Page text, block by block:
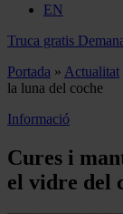
EN
Truca gratis
Portada » Actualitat
la luna del coche
Informació
Cures i
el vidre del